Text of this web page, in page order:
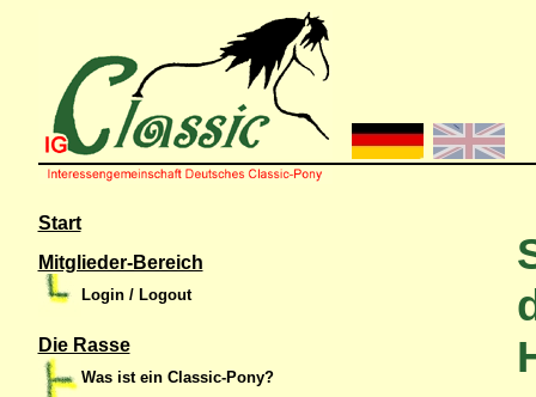
Start
Mitglieder-Bereich
Login / Logout
Die Rasse
Was ist ein Classic-Pony?